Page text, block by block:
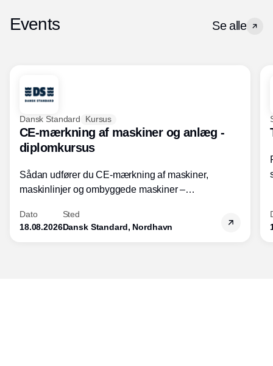
Events Se alle
Dansk Standard Kursus
CE-mærkning af maskiner og anlæg -
diplomkursus
Sådan udfører du CE-mærkning af maskiner,
maskinlinjer og ombyggede maskiner –
Dato
18.08.2026
Sted
Dansk Standard, Nordhavn